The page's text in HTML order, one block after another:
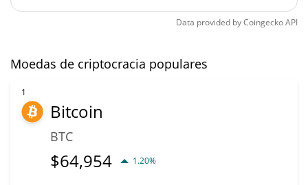
Data provided byCoingeckoAPI
Moedas de criptocracia populares
1
Bitcoin
BTC
$64,954 1.20%